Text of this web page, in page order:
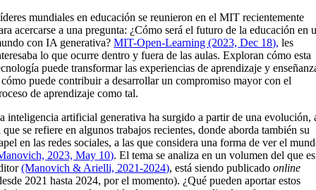
mundiales en educación se reunieron en el MIT recientemente
acercarse a una pregunta: ¿Cómo será el futuro de la educación en
con IA generativa?MIT-Open-Learning (2023, Dec 18), les
lo que ocurre dentro y fuera de las aulas. Exploran cómo esta
puede transformar las experiencias de aprendizaje y
puede contribuir a desarrollar un compromiso mayor con el
de aprendizaje como tal.
inteligencia artificial generativa ha surgido a partir de una evolución,
que se refiere en algunos trabajos recientes, donde aborda también su
en las redes sociales, a las que considera una forma de ver el
2023, May 10). El tema se analiza en un volumen del que es
(Manovich & Arielli, 2021-2024), está siendo publicadoonline
2021 hasta 2024, por el momento). ¿Qué pueden aportar estos